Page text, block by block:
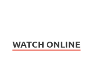
WATCH ONLINE